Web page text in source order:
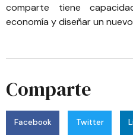
comparte tiene
economía y diseñar un
Comparte
Facebook Twitter